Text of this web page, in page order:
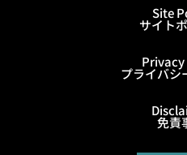
Site
サイト
プライバシ
免責